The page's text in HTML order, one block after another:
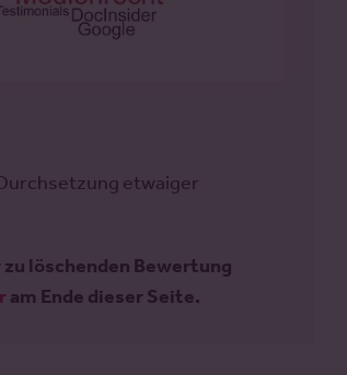
etwaiger
löschenden Bewertung
am Ende dieser Seite.